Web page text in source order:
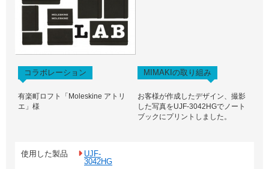
コラボレーション MIMAKIの取り組み
有楽町ロフト「Moleskine アトリ
エ」様
お客様が作成したデザイン、撮影
した写真をUJF-3042HGでノート
ブックにプリントしました。
使用した製品
UJF-
3042HG